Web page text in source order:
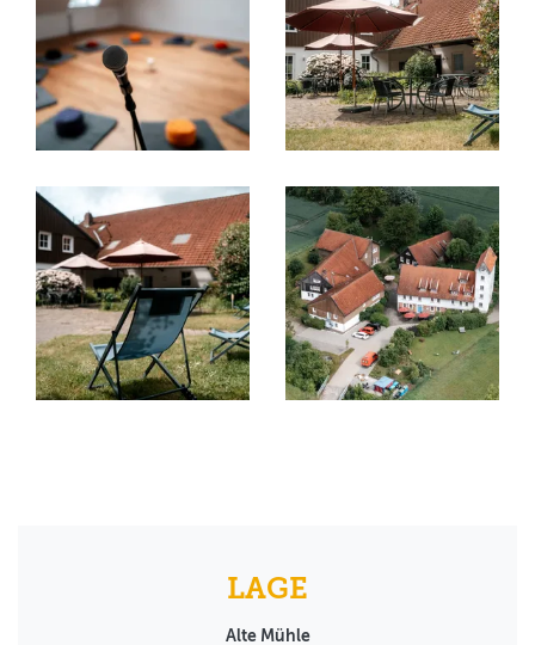
LAGE
Alte Mühle